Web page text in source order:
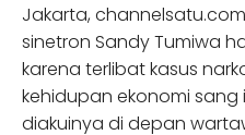
Jakarta,
sinetron Sandy Tumiwa
karena terlibat kasus
kehidupan ekonomi sang
diakuinya di depan